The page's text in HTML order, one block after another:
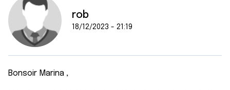
rob
18/12/2023 - 21:19
Bonsoir Marina ,